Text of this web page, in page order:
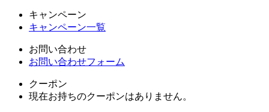
キャンペーン
キャンペーン一覧
お問い合わせ
お問い合わせフォーム
クーポン
現在お持ちのクーポンはありません。